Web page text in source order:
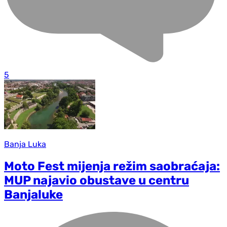
5
Banja Luka
Moto Fest mijenja režim saobraćaja:
MUP najavio obustave u centru
Banjaluke